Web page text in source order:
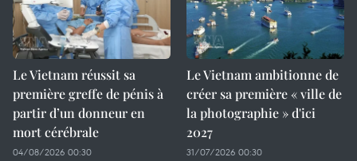
Le Vietnam réussit sa
première greffe de pénis à
partir d’un donneur en
mort cérébrale
04/08/2026 00:30
Le Vietnam ambitionne de
créer sa première « ville de
la photographie » d'ici
2027
31/07/2026 00:30